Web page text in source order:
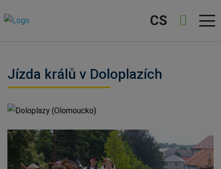
CS
Jízda králů v Doloplazích
Doloplazy (Olomoucko)